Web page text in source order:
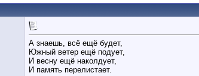
А знаешь, всё ещё будет,
Южный ветер ещё подует,
И весну ещё наколдует,
И память перелистает.